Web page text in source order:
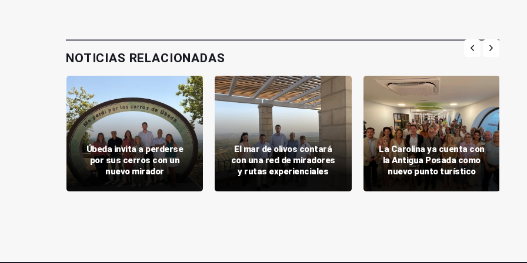
NOTICIAS RELACIONADAS
Úbeda invita a perderse
por sus cerros con un
nuevo mirador
El mar de olivos contará
con una red de miradores
y rutas experienciales
La Carolina ya cuenta con
la Antigua Posada como
nuevo punto turístico